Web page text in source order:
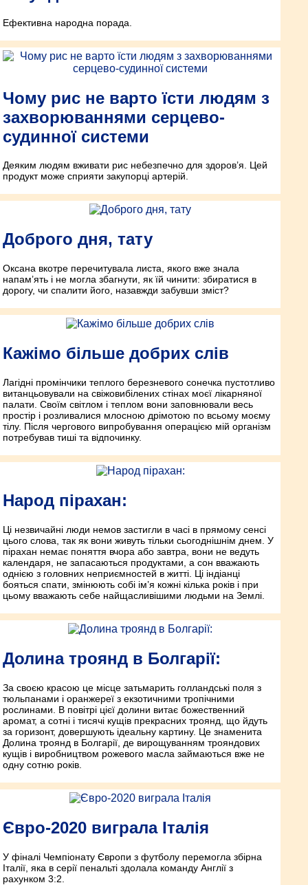
Ефективна народна порада.
Чому рис не варто їсти людям з
захворюваннями серцево-
судинної системи
Деяким людям вживати рис небезпечно для здоров’я. Цей
продукт може сприяти закупорці артерій.
Доброго дня, тату
Оксана вкотре перечитувала листа, якого вже знала
напам’ять і не могла збагнути, як їй чинити: збиратися в
дорогу, чи спалити його, назавжди забувши зміст?
Кажімо більше добрих слів
Лагідні промінчики теплого березневого сонечка пустотливо
витанцьовували на свіжовибілених стінах моєї лікарняної
палати. Своїм світлом і теплом вони заповнювали весь
простір і розливалися млосною дрімотою по всьому моєму
тілу. Після чергового випробування операцією мій організм
потребував тиші та відпочинку.
Народ пірахан:
Ці незвичайні люди немов застигли в часі в прямому сенсі
цього слова, так як вони живуть тільки сьогоднішнім днем. У
пірахан немає поняття вчора або завтра, вони не ведуть
календаря, не запасаються продуктами, а сон вважають
однією з головних неприємностей в житті. Ці індіанці
бояться спати, змінюють собі ім’я кожні кілька років і при
цьому вважають себе найщасливішими людьми на Землі.
Долина троянд в Болгарії:
За своєю красою це місце затьмарить голландські поля з
тюльпанами і оранжереї з екзотичними тропічними
рослинами. В повітрі цієї долини витає божественний
аромат, а сотні і тисячі кущів прекрасних троянд, що йдуть
за горизонт, довершують ідеальну картину. Це знаменита
Долина троянд в Болгарії, де вирощуванням трояндових
кущів і виробництвом рожевого масла займаються вже не
одну сотню років.
Євро-2020 виграла Італія
У фіналі Чемпіонату Європи з футболу перемогла збірна
Італії, яка в серії пенальті здолала команду Англії з
рахунком 3:2.